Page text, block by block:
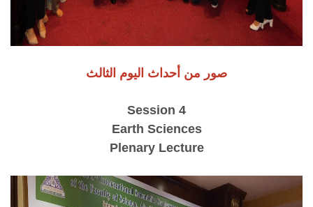
صور من أحداث اليوم الثالث
Session 4
Earth Sciences
Plenary Lecture